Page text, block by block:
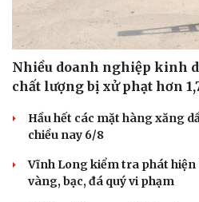
Sân khấu - Điện ảnh
Văn học
Âm nhạc
Nhiều doanh nghiệp kinh
chất lượng bị xử phạt hơn
Hầu hết các mặt hàng xăng
chiều nay 6/8
Vĩnh Long kiểm tra phát hiện
vàng, bạc, đá quý vi phạm